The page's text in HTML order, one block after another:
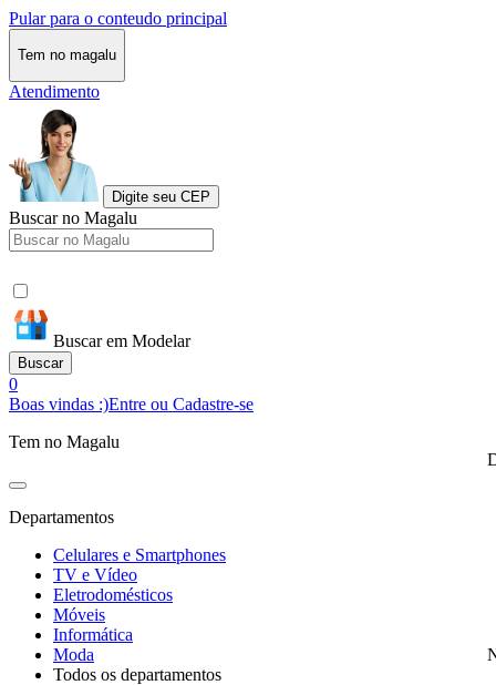
Pular para o conteudo principal
Tem no magalu
Atendimento
Digite seu CEP
Buscar no Magalu
Buscar em Modelar
Buscar
0
Boas vindas :)Entre ou Cadastre-se
Tem no Magalu
Departamentos
Celulares e Smartphones
TV e Vídeo
Eletrodomésticos
Móveis
Informática
Moda
Todos os departamentos